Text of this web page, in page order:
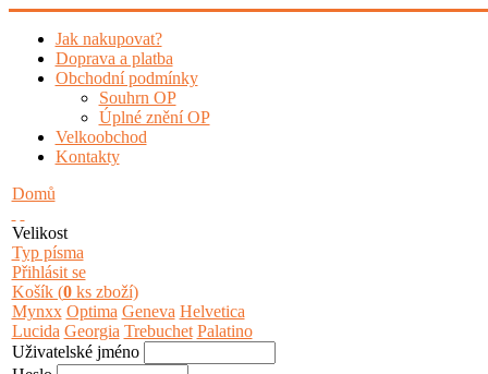
Jak nakupovat?
Doprava a platba
Obchodní podmínky
Souhrn OP
Úplné znění OP
Velkoobchod
Kontakty
Domů
Velikost
Typ písma
Přihlásit se
Košík (0ks zboží)
Mynxx Optima Geneva Helvetica
Lucida Georgia Trebuchet Palatino
Uživatelské jméno